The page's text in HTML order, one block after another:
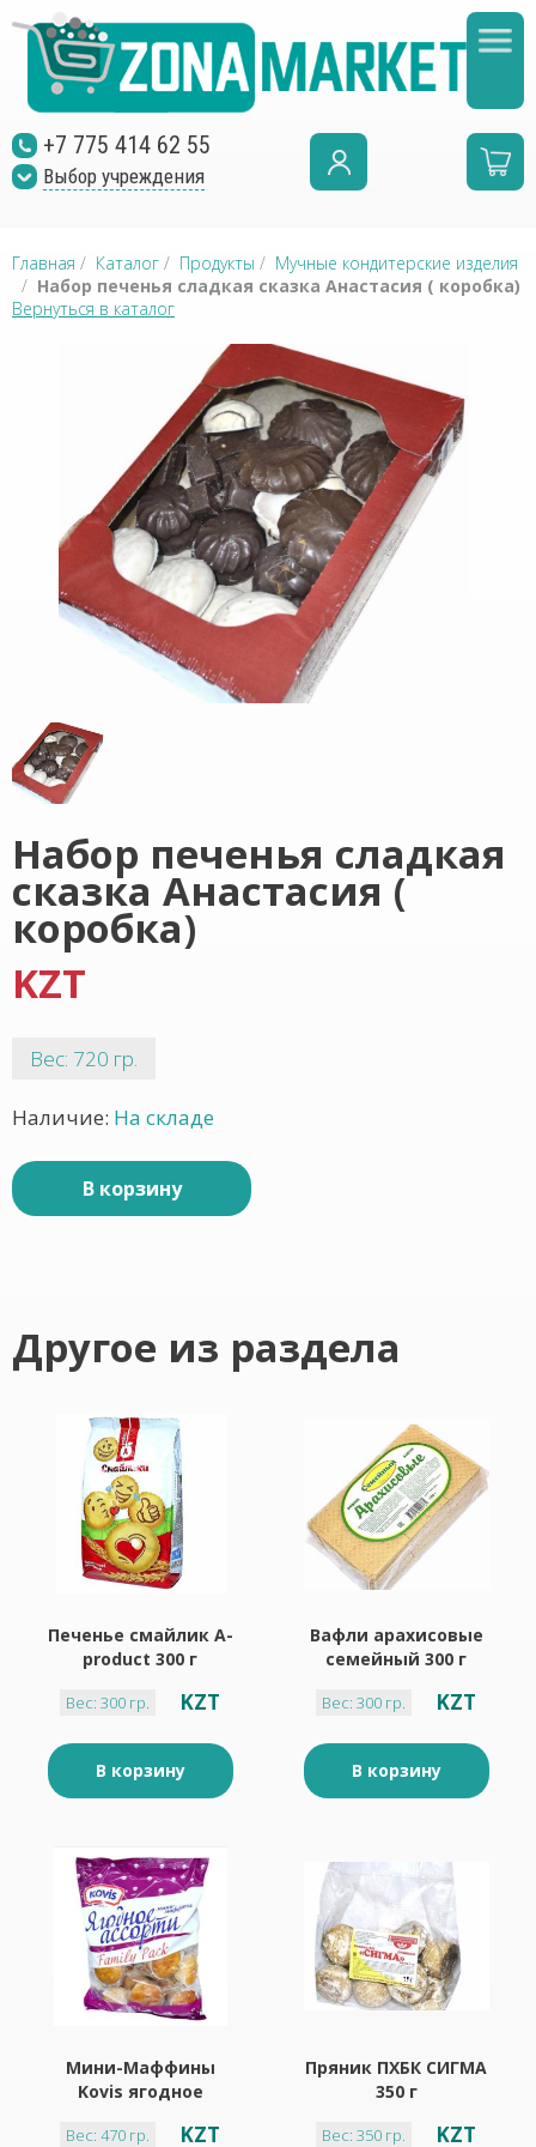
+7 775 414 62 55
Выбор учреждения
Главная / Каталог / Продукты / Мучные кондитерские изделия
/ Набор печенья сладкая сказка Анастасия ( коробка)
Вернуться в каталог
Набор печенья сладкая
сказка Анастасия (
коробка)
KZT
Вес: 720 гр.
Наличие: На складе
В корзину
Другое из раздела
Печенье смайлик A-
product 300 г
Вес: 300 гр. KZT
В корзину
Вафли арахисовые
семейный 300 г
Вес: 300 гр. KZT
В корзину
Мини-Маффины
Kovis ягодное
Вес: 470 гр. KZT
Пряник ПХБК СИГМА
350 г
Вес: 350 гр. KZT